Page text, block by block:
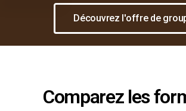
Découvrez l'offre de
Comparez les